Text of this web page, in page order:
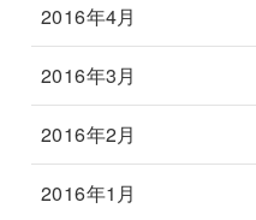
2016年4月
2016年3月
2016年2月
2016年1月